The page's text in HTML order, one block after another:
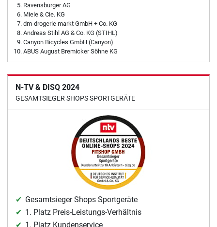
Ravensburger AG
Miele & Cie. KG
dm-drogerie markt GmbH + Co. KG
Andreas Stihl AG & Co. KG (STIHL)
Canyon Bicycles GmbH (Canyon)
ABUS August Bremicker Söhne KG
N-TV & DISQ 2024
GESAMTSIEGER SHOPS SPORTGERÄTE
Gesamtsieger Shops Sportgeräte
1. Platz Preis-Leistungs-Verhältnis
1. Platz Kundenservice